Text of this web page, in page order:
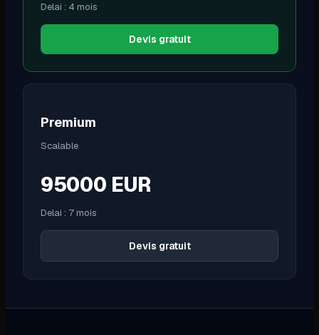
Delai : 4 mois
Devis gratuit
Premium
Scalable
95000 EUR
Delai : 7 mois
Devis gratuit